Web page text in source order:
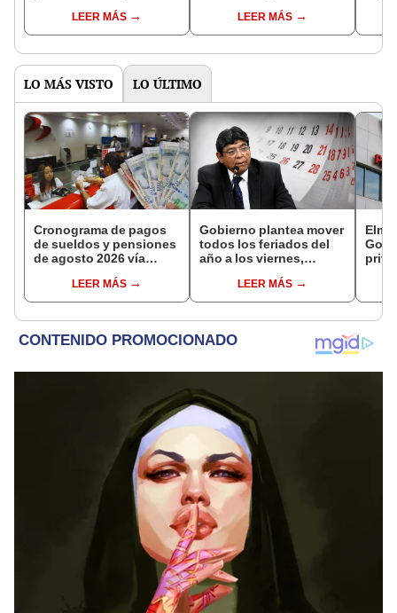
Interbank, BCP y más
LEER MÁS
Interbank y BBVA
LEER MÁS
LO MÁS VISTO LO ÚLTIMO
Cronograma de pagos
de sueldos y pensiones
de agosto 2026 vía
conoce las fechas de
depósito
LEER MÁS
Gobierno plantea mover
todos los feriados del
año a los viernes,
Navidad y Año Nuevo
LEER MÁS